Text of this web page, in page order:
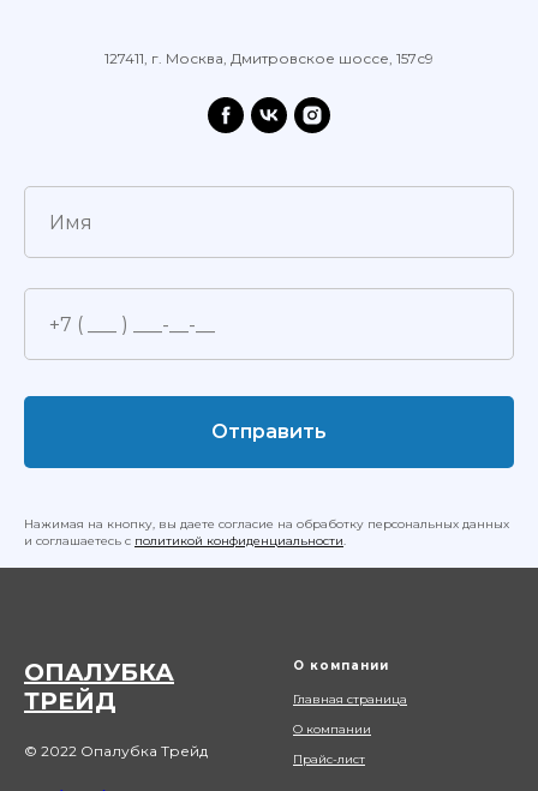
127411, г. Москва, Дмитровское шоссе, 157с9
Отправить
Нажимая на кнопку, вы даете согласие на обработку персональных данных
и соглашаетесь c политикой конфиденциальности.
ОПАЛУБКА
ТРЕЙД
© 2022 Опалубка Трейд
О компании
Главная страница
О компании
Прайс-лист